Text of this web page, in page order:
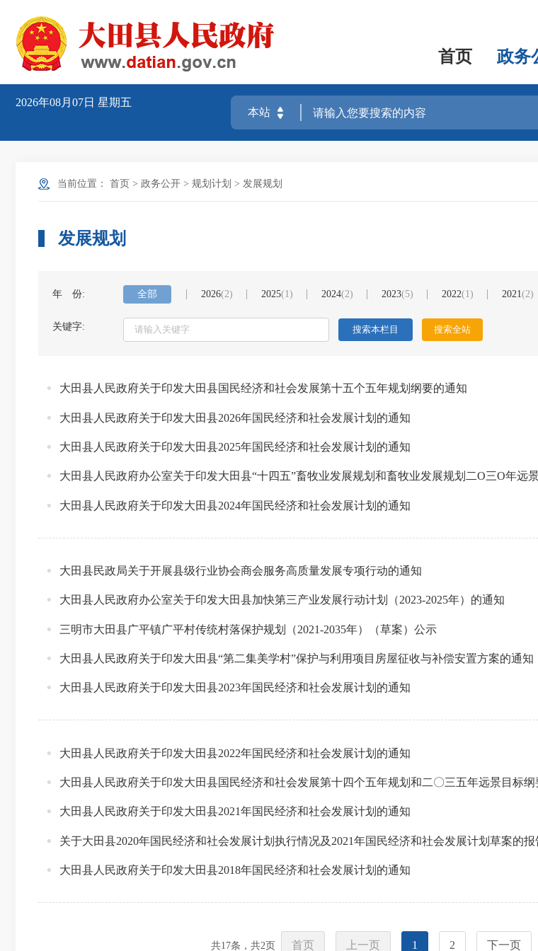
首页 政务
2026年08月07日 星期五
当前位置： 首页 > 政务公开 > 规划计划 > 发展规划
发展规划
年 份: 全部 2026(2) 2025(1) 2024(2) 2023(5) 2022(1) 2021(2)
关键字:
大田县人民政府关于印发大田县国民经济和社会发展第十五个五年规划纲要的通知
大田县人民政府关于印发大田县2026年国民经济和社会发展计划的通知
大田县人民政府关于印发大田县2025年国民经济和社会发展计划的通知
大田县人民政府办公室关于印发大田县“十四五”畜牧业发展规划和畜牧业发展规划二O三O年远
大田县人民政府关于印发大田县2024年国民经济和社会发展计划的通知
大田县民政局关于开展县级行业协会商会服务高质量发展专项行动的通知
大田县人民政府办公室关于印发大田县加快第三产业发展行动计划（2023-2025年）的通知
三明市大田县广平镇广平村传统村落保护规划（2021-2035年）（草案）公示
大田县人民政府关于印发大田县“第二集美学村”保护与利用项目房屋征收与补偿安置方案的通知
大田县人民政府关于印发大田县2023年国民经济和社会发展计划的通知
大田县人民政府关于印发大田县2022年国民经济和社会发展计划的通知
大田县人民政府关于印发大田县国民经济和社会发展第十四个五年规划和二〇三五年远景目标纲
大田县人民政府关于印发大田县2021年国民经济和社会发展计划的通知
关于大田县2020年国民经济和社会发展计划执行情况及2021年国民经济和社会发展计划草案的报
大田县人民政府关于印发大田县2018年国民经济和社会发展计划的通知
共17条，共2页 首页 上一页 1 2 下一页